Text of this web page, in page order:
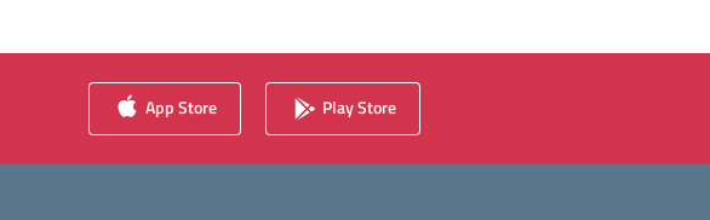
App Store Play Store